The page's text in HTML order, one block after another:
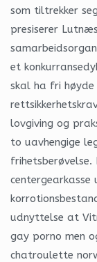
som tiltrekker
presiserer
et
skal ha fri høyde
lovgiving og
to uavhengige
frihetsberøvelse.
udnyttelse at
gay porno men
chatroulette